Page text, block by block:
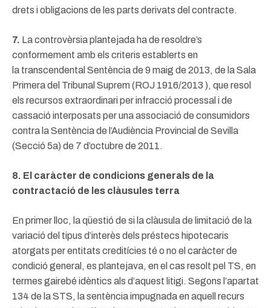
drets i obligacions de les parts derivats del contracte.
7. La controvèrsia plantejada ha de resoldre’s
conformement amb els criteris establerts en
la transcendental Sentència de 9 maig de 2013, de la Sala
Primera del Tribunal Suprem (ROJ 1916/2013 ), que resol
els recursos extraordinari per infracció processal i de
cassació interposats per una associació de consumidors
contra la Sentència de l’Audiència Provincial de Sevilla
(Secció 5a) de 7 d’octubre de 2011.
8. El caràcter de condicions generals de la
contractació de les clàusules terra
En primer lloc, la qüestió de si la clàusula de limitació de la
variació del tipus d’interès dels préstecs hipotecaris
atorgats per entitats creditícies té o no el caràcter de
condició general, es plantejava, en el cas resolt pel TS, en
termes gairebé idèntics als d’aquest litigi. Segons l’apartat
134 de la STS, la sentència impugnada en aquell recurs